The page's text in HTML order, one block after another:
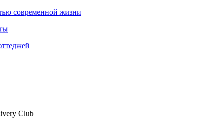
современной жизни
Club